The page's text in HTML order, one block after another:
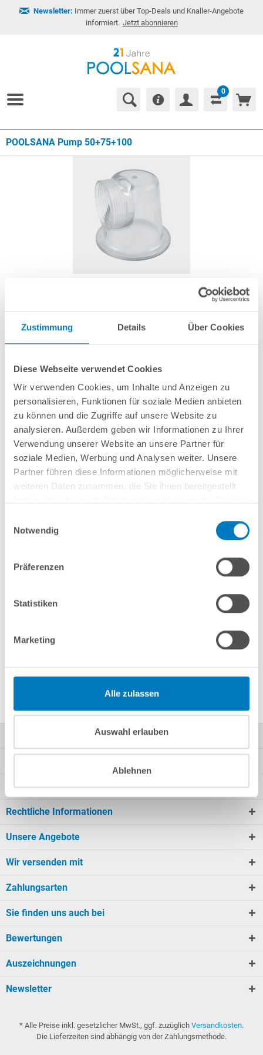
Zustimmung Details Über Cookies
Diese Webseite verwendet Cookies
Wir verwenden Cookies, um Inhalte und Anzeigen zu
personalisieren, Funktionen für soziale Medien anbieten
zu können und die Zugriffe auf unsere Website zu
analysieren. Außerdem geben wir Informationen zu Ihrer
Verwendung unserer Website an unsere Partner für
soziale Medien, Werbung und Analysen weiter. Unsere
Partner führen diese Informationen möglicherweise mit
weiteren Daten zusammen, die Sie ihnen bereitgestellt
Notwendig
Präferenzen
Statistiken
Marketing
Alle zulassen
Auswahl erlauben
Ablehnen
Newsletter: Immer zuerst über Top-Deals und Knaller-Angebote
informiert. Jetzt abonnieren
0
POOLSANA Pump 50+75+100
Vorfilterdeckel für POOLSANA Pump
50/75/100
35,99 € *
49,99 € *
inkl. gesetzlicher MwSt. zzgl. Versandkosten; ab 99,- frachtfrei
Lieferung in ca. 1-3 Arbeitstagen
Mit Innengewinde 1 1/2 Zoll.
Vergleichen Merken
Anfrageformular
Kundeninformationen
Rechtliche Informationen
Unsere Angebote
Wir versenden mit
Zahlungsarten
Sie finden uns auch bei
Bewertungen
Auszeichnungen
Newsletter
* Alle Preise inkl. gesetzlicher MwSt., ggf. zuzüglich Versandkosten.
Die Lieferzeiten sind abhängig von der Zahlungsmethode.